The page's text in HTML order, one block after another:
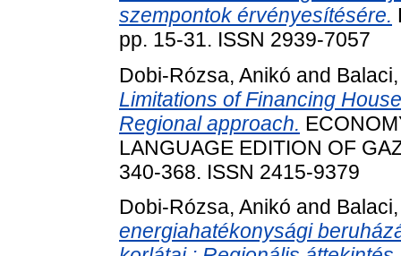
szempontok érvényesítésére.
pp. 15-31. ISSN 2939-7057
Dobi-Rózsa, Anikó and
Limitations of Financing
Regional approach.
LANGUAGE EDITION OF
340-368. ISSN 2415-9379
Dobi-Rózsa, Anikó and
energiahatékonysági